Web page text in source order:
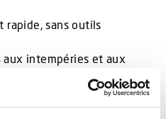
rapide, sans outils
aux intempéries et aux
chantiers urbains, les